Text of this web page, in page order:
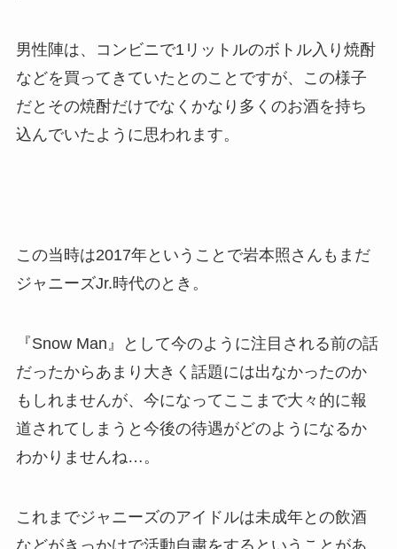
男性陣は、コンビニで1リットルのボトル入り焼酎
などを買ってきていたとのことですが、この様子
だとその焼酎だけでなくかなり多くのお酒を持ち
込んでいたように思われます。
この当時は2017年ということで岩本照さんもまだ
ジャニーズJr.時代のとき。
『Snow Man』として今のように注目される前の話
だったからあまり大きく話題には出なかったのか
もしれませんが、今になってここまで大々的に報
道されてしまうと今後の待遇がどのようになるか
わかりませんね…。
これまでジャニーズのアイドルは未成年との飲酒
などがきっかけで活動自粛をするということがあ